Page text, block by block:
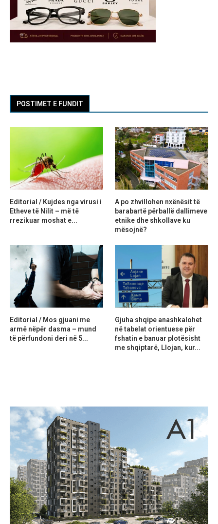
POSTIMET E FUNDIT
Editorial / Kujdes nga virusi i
Etheve të Nilit – më të
rrezikuar moshat e...
A po zhvillohen nxënësit të
barabartë përballë dallimeve
etnike dhe shkollave ku
mësojnë?
Editorial / Mos gjuani me
armë nëpër dasma – mund
të përfundoni deri në 5...
Gjuha shqipe anashkalohet
në tabelat orientuese për
fshatin e banuar plotësisht
me shqiptarë, Llojan, kur...